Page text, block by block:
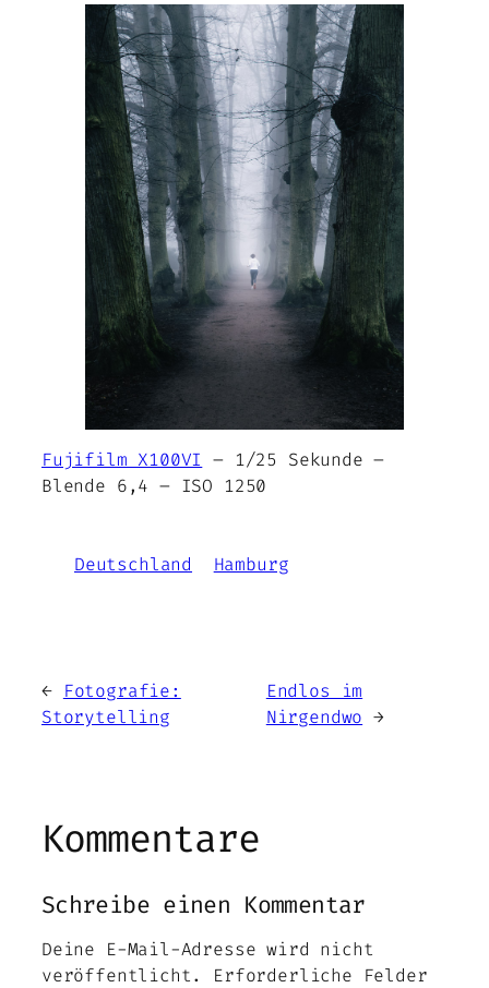
Fujifilm X100VI – 1/25 Sekunde –
Blende 6,4 – ISO 1250
Deutschland Hamburg
← Fotografie:
Storytelling
Endlos im
Nirgendwo →
Kommentare
Schreibe einen Kommentar
Deine E-Mail-Adresse wird nicht
veröffentlicht.
Erforderliche Felder